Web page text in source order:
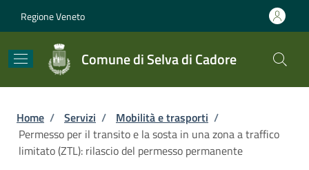
Regione Veneto
Comune di Selva di Cadore
Briciole di pane
Home / Servizi / Mobilità e trasporti /
Permesso per il transito e la sosta in una zona a traffico
limitato (ZTL): rilascio del permesso permanente